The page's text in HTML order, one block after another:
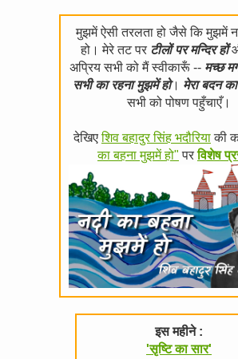
मुझमें ऐसी तरलता हो जैसे कि मुझमें
हो। मेरे तट पर टीलों पर मन्दिर हों
अप्रिय सभी को मैं स्वीकारूँ -- मच्छ
सभी का रहना मुझमें हो। मेरा बदन
सभी को पोषण पहुँचाएँ।
देखिएशिव बहादुर सिंह भदौरियाकी
का बहना मुझमें हो" परविशेष
इस महीने :
'सृष्टि का सार'